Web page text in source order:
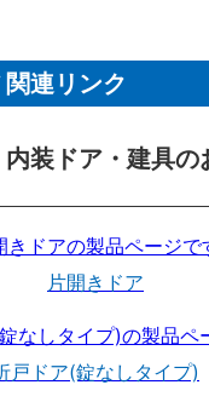
連リンク
装ドア・建具の
片開きドア
戸ドア(錠なしタイプ)